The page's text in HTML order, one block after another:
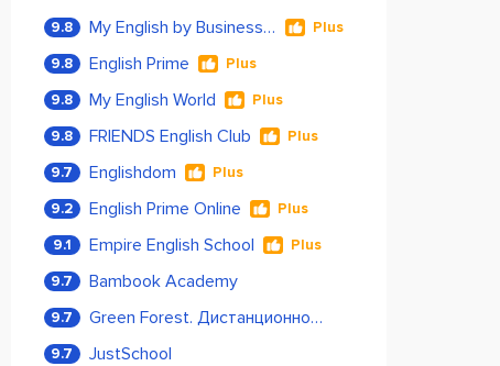
9.8 My English by Business Language Plus
9.8 English Prime Plus
9.8 My English World Plus
9.8 FRIENDS English Club Plus
9.7 Englishdom Plus
9.2 English Prime Online Plus
9.1 Empire English School Plus
9.7 Bambook Academy
9.7 Green Forest. Дистанционное обучение
9.7 JustSchool